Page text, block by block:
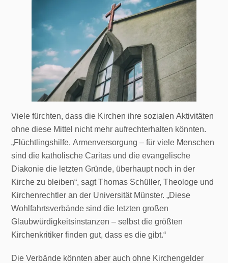
Viele fürchten, dass die Kirchen ihre sozialen Aktivitäten
ohne diese Mittel nicht mehr aufrechterhalten könnten.
„Flüchtlingshilfe, Armenversorgung – für viele Menschen
sind die katholische Caritas und die evangelische
Diakonie die letzten Gründe, überhaupt noch in der
Kirche zu bleiben“, sagt Thomas Schüller, Theologe und
Kirchenrechtler an der Universität Münster. „Diese
Wohlfahrtsverbände sind die letzten großen
Glaubwürdigkeitsinstanzen – selbst die größten
Kirchenkritiker finden gut, dass es die gibt.“
Die Verbände könnten aber auch ohne Kirchengelder